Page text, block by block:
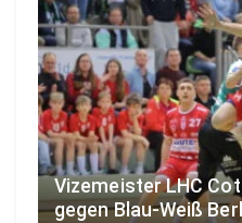
Vizemeister LHC
gegen Blau-Weiß